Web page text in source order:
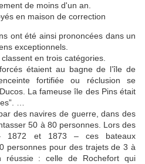
de moins d'un an.
en maison de correction
ont été ainsi prononcées dans un
exceptionnels.
en trois catégories.
étaient au bagne de l’île de
fortifiée ou réclusion se
La fameuse île des Pins était
…
des navires de guerre, dans des
50 à 80 personnes. Lors des
1872 et 1873 – ces bateaux
personnes pour des trajets de 3 à
réussie : celle de Rochefort qui